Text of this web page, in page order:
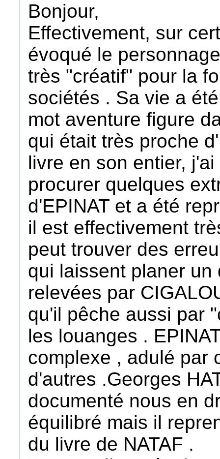
Bonjour,
Effectivement, sur
évoqué le
très "créatif" pour la
sociétés . Sa vie a
mot aventure figure
qui était très proche
livre en son entier,
procurer quelques
d'EPINAT et a été
il est effectivement
peut trouver des
qui laissent planer
relevées par
qu'il pêche aussi par
les louanges .
complexe , adulé par
d'autres .Georges
documenté nous en
équilibré mais il
du livre de NATAF .